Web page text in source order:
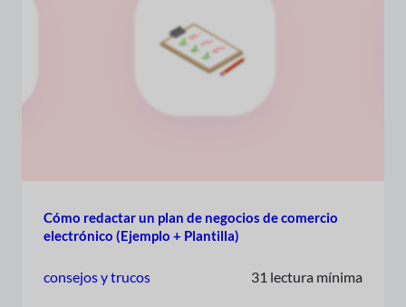
Cómo redactar un plan de negocios de comercio
electrónico (Ejemplo + Plantilla)
consejos y trucos 31 lectura mínima